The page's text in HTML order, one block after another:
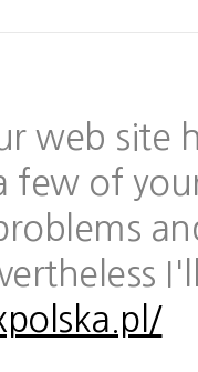
web site
few of